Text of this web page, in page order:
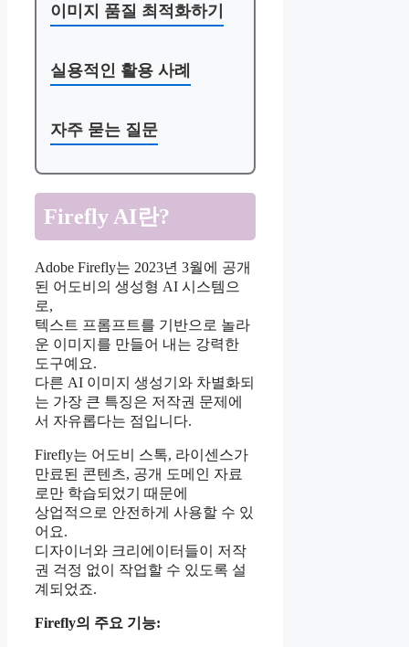
이미지 품질 최적화하기
실용적인 활용 사례
자주 묻는 질문
Firefly AI란?
Adobe Firefly는 2023년 3월에 공개
된 어도비의 생성형 AI 시스템으
로,
텍스트 프롬프트를 기반으로 놀라
운 이미지를 만들어 내는 강력한
도구예요.
다른 AI 이미지 생성기와 차별화되
는 가장 큰 특징은 저작권 문제에
서 자유롭다는 점입니다.
Firefly는 어도비 스톡, 라이센스가
만료된 콘텐츠, 공개 도메인 자료
로만 학습되었기 때문에
상업적으로 안전하게 사용할 수 있
어요.
디자이너와 크리에이터들이 저작
권 걱정 없이 작업할 수 있도록 설
계되었죠.
Firefly의 주요 기능: